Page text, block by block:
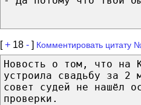
[+ 18 - ] Комментировать цитату
Новость о том, что на
устроила свадьбу за 2
совет судей не нашёл
проверки.